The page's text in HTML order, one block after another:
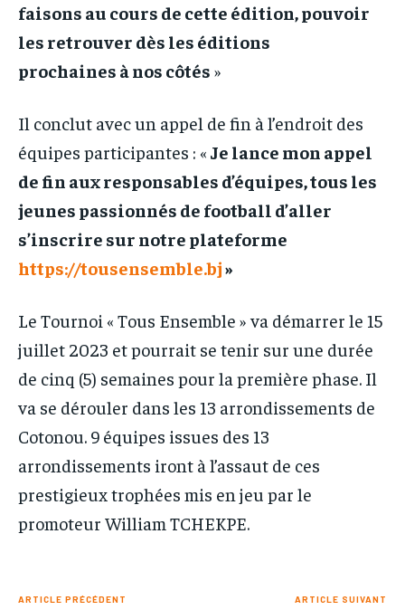
faisons au cours de cette édition, pouvoir
les retrouver dès les éditions
prochaines à nos côtés »
Il conclut avec un appel de fin à l’endroit des
équipes participantes : « Je lance mon appel
de fin aux responsables d’équipes, tous les
jeunes passionnés de football d’aller
s’inscrire sur notre plateforme
https://tousensemble.bj»
Le Tournoi « Tous Ensemble » va démarrer le 15
juillet 2023 et pourrait se tenir sur une durée
de cinq (5) semaines pour la première phase. Il
va se dérouler dans les 13 arrondissements de
Cotonou. 9 équipes issues des 13
arrondissements iront à l’assaut de ces
prestigieux trophées mis en jeu par le
promoteur William TCHEKPE.
ARTICLE PRÉCÉDENT ARTICLE SUIVANT